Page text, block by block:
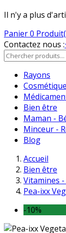
Il n'y a plus
Panier0
Contactez nous :
Rayons
Bien être
Maman -
Minceur -
Blog
Accueil
Bien être
Vitamines
Pea-ixx
-10%